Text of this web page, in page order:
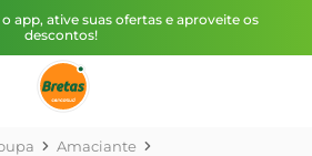
o app, ative suas ofertas e aproveite os
descontos!
Amaciante